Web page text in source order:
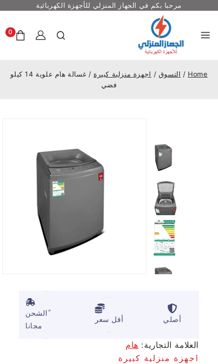
مرحبا بكم في الجهاز المنزلي للأجهزة الكهربائية
0
Home
/ التسوق / اجهزة منزلية كبيرة /
غسالة هام علوية 14 كيلو
فضي
أصلي أقل سعر
ًالشحن
مجانا
العلامة التجارية: هام
اجهزة منزلية كبيرة